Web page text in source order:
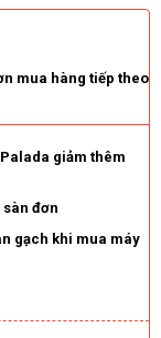
mua hàng tiếp theo
giảm thêm
đơn
gạch khi mua máy